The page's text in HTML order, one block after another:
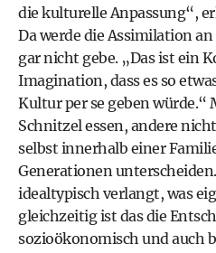
die kulturelle Anpassung“,
Da werde die Assimilation
gar nicht gebe. „Das ist ein
Imagination, dass es so
Kultur per se geben würde.“
Schnitzel essen, andere
selbst innerhalb einer
Generationen
idealtypisch verlangt, was
gleichzeitig ist das die
sozioökonomisch und auch